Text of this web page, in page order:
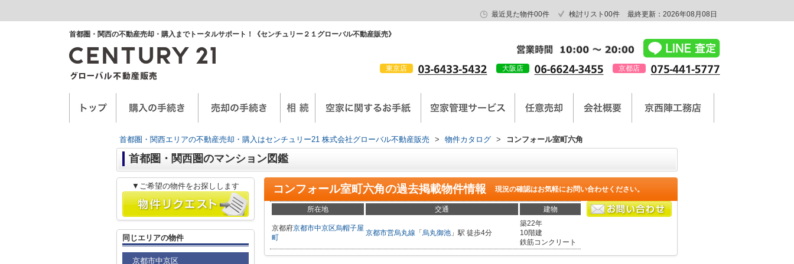
最近見た物件00件 検討リスト 00件 最終更新：2026年08月08日
首都圏・関西の不動産売却・購入までトータルサポート！《センチュリー２１グローバル不動産販売》
東京店 大阪店 京都店
首都圏・関西エリアの不動産売却・購入はセンチュリー21 株式会社グローバル不動産販売 > 物件カタログ > コンフォール室町六角
首都圏・関西圏のマンション図鑑
コンフォール室町六角の過去掲載物件情報 現況の確認はお気軽にお問い合わせください。
所在地 交通 建物
京都府京都市中京区烏帽子屋
町
京都市営烏丸線 「 烏丸御池 」駅 徒歩4分
築22年
10階建
鉄筋コンクリート
▼ご希望の物件をお探しします
同じエリアの物件
京都市中京区